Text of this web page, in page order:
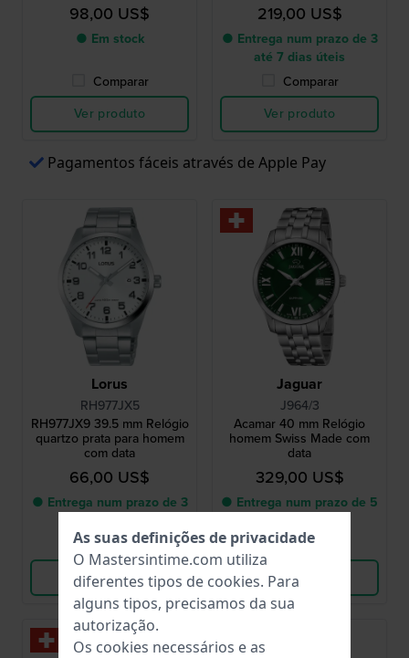
98,00 US$
● Em stock
Comparar
Ver produto
219,00 US$
● Entrega num prazo de 3
até 7 dias úteis
Comparar
Ver produto
Pagamentos fáceis através de Apple Pay
Lorus
RH977JX5
RH977JX9 39.5 mm Relógio
quartzo prata para homem
com data
66,00 US$
● Entrega num prazo de 3
Comparar
Ver produto
Jaguar
J964/3
Acamar 40 mm Relógio
homem Swiss Made com
data
329,00 US$
● Entrega num prazo de 5
Comparar
Ver produto
As suas definições de privacidade
O Mastersintime.com utiliza
diferentes tipos de cookies. Para
alguns tipos, precisamos da sua
autorização.
Os cookies necessários e as